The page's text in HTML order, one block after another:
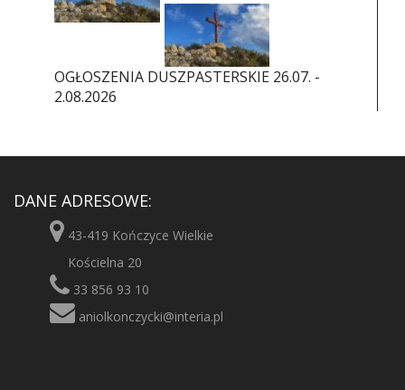
OGŁOSZENIA DUSZPASTERSKIE 26.07. -
2.08.2026
DANE ADRESOWE:
43-419 Kończyce Wielkie
Kościelna 20
33 856 93 10
aniolkonczycki@interia.pl